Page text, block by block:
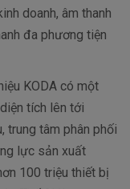
doanh, âm thanh
đa phương tiện
KODA có một
tích lên tới
trung tâm phân phối
lực sản xuất
100 triệu thiết bị